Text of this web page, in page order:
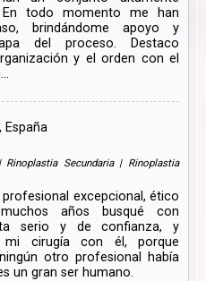
todo momento me han
brindándome apoyo y
del proceso. Destaco
y el orden con el
España
Secundaria | Rinoplastia
excepcional, ético
años busqué con
serio y de confianza, y
mi cirugía con él, porque
otro profesional había
un gran ser humano.